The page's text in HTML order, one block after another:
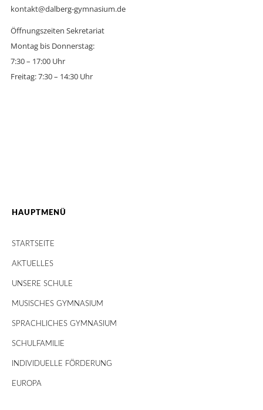
kontakt@dalberg-gymnasium.de
Öffnungszeiten Sekretariat
Montag bis Donnerstag:
7:30 – 17:00 Uhr
Freitag: 7:30 – 14:30 Uhr
HAUPTMENÜ
STARTSEITE
AKTUELLES
UNSERE SCHULE
MUSISCHES GYMNASIUM
SPRACHLICHES GYMNASIUM
SCHULFAMILIE
INDIVIDUELLE FÖRDERUNG
EUROPA